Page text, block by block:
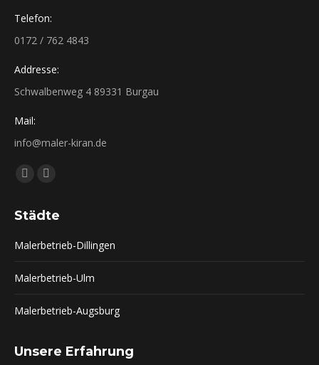
Telefon:
0172 / 762 4843
Addresse:
Schwalbenweg 4 89331 Burgau
Mail:
info@maler-kiran.de
Finden Sie uns auf:
Facebook
opens
window
Instagram
opens
window
Städte
Malerbetrieb-Dillingen
Malerbetrieb-Ulm
Malerbetrieb-Augsburg
Unsere Erfahrung